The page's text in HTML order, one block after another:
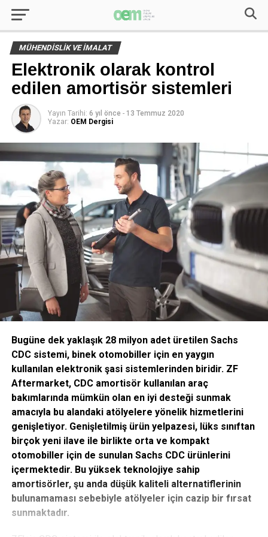
MÜHENDISLIK VE İMALAT
Elektronik olarak kontrol
edilen amortisör sistemleri
Yayın Tarihi: 6 yıl önce - 13 Temmuz 2020
Yazar: OEM Dergisi
Bugüne dek yaklaşık 28 milyon adet üretilen Sachs
CDC sistemi, binek otomobiller için en yaygın
kullanılan elektronik şasi sistemlerinden biridir. ZF
Aftermarket, CDC amortisör kullanılan araç
bakımlarında mümkün olan en iyi desteği sunmak
amacıyla bu alandaki atölyelere yönelik hizmetlerini
genişletiyor. Genişletilmiş ürün yelpazesi, lüks sınıftan
birçok yeni ilave ile birlikte orta ve kompakt
otomobiller için de sunulan Sachs CDC ürünlerini
içermektedir. Bu yüksek teknolojiye sahip
amortisörler, şu anda düşük kaliteli alternatiflerinin
bulunamaması sebebiyle atölyeler için cazip bir fırsat
sunmaktadır.